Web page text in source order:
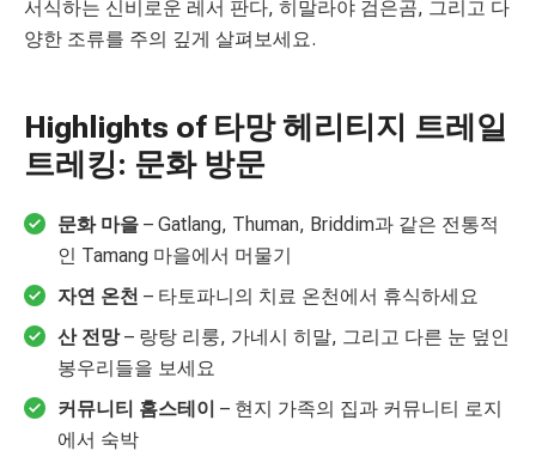
서식하는 신비로운 레서 판다, 히말라야 검은곰, 그리고 다
양한 조류를 주의 깊게 살펴보세요.
Highlights of 타망 헤리티지 트레일
트레킹: 문화 방문
문화 마을 – Gatlang, Thuman, Briddim과 같은 전통적
인 Tamang 마을에서 머물기
자연 온천 – 타토파니의 치료 온천에서 휴식하세요
산 전망– 랑탕 리룽, 가네시 히말, 그리고 다른 눈 덮인
봉우리들을 보세요
커뮤니티 홈스테이 – 현지 가족의 집과 커뮤니티 로지
에서 숙박